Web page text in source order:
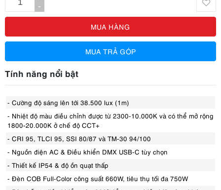
-
MUA HÀNG
MUA TRẢ GÓP
Tính năng nổi bật
- Cường độ sáng lên tới 38.500 lux (1m)
- Nhiệt độ màu điều chỉnh được từ 2300-10.000K và có thể mở rộng
1800-20.000K ở chế độ CCT+
- CRI 95, TLCI 95, SSI 80/87 và TM-30 94/100
- Nguồn điện AC & Điều khiển DMX USB-C tùy chọn
- Thiết kế IP54 & độ ồn quạt thấp
- Đèn COB Full-Color công suất 660W, tiêu thụ tối đa 750W